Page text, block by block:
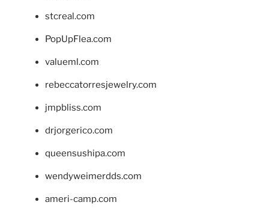
stcreal.com
PopUpFlea.com
valueml.com
rebeccatorresjewelry.com
jmpbliss.com
drjorgerico.com
queensushipa.com
wendyweimerdds.com
ameri-camp.com